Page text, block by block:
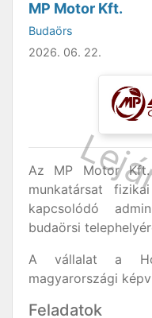
MP Motor Kft.
Budaörs
2026. 06. 22.
Az MP Motor
munkatársat
kapcsolódó
budaörsi
A vállalat a
magyarországi
Feladatok